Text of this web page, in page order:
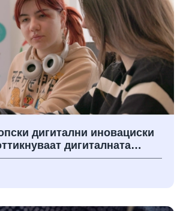
дигитални иновациски
дигиталната…